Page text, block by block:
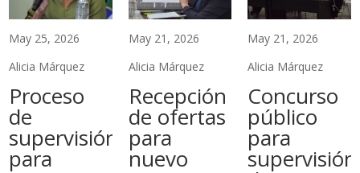
May 25, 2026
Alicia Márquez
Proceso
de
supervisión
para
May 21, 2026
Alicia Márquez
Recepción
de ofertas
para
nuevo
May 21, 2026
Alicia Márquez
Concurso
público
para
supervisión